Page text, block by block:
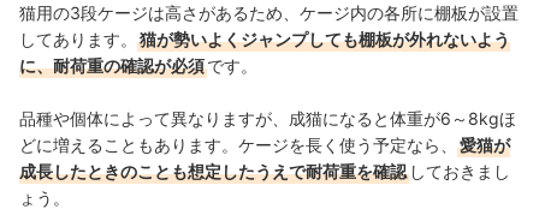
猫用の3段ケージは高さがあるため、ケージ内の各所に棚板が設置
してあります。
猫が勢いよくジャンプしても棚板が外れないよう
に、耐荷重の確認が必須です。
品種や個体によって異なりますが、成猫になると体重が6～8kgほ
どに増えることもあります。ケージを長く使う予定なら、
愛猫が
成長したときのことも想定したうえで耐荷重を確認 しておきまし
ょう。